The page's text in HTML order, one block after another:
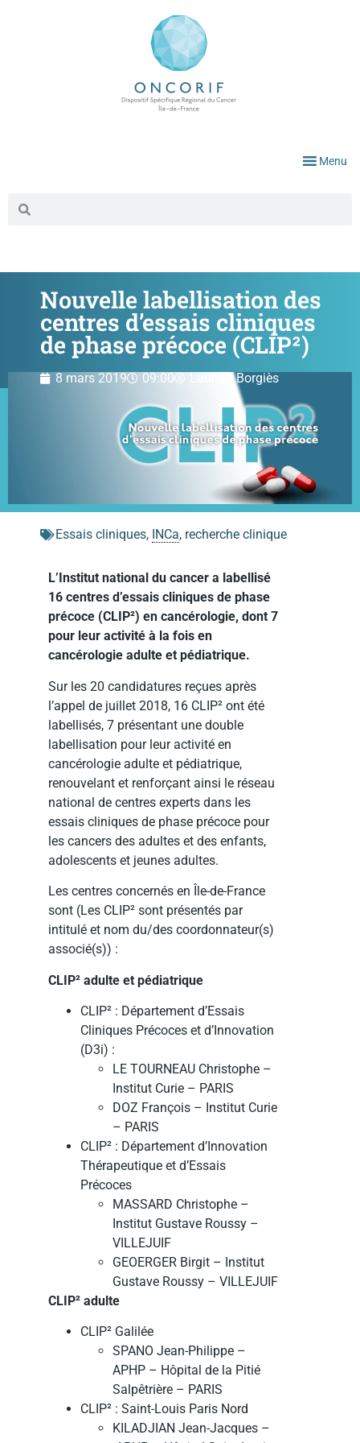
Menu
Nouvelle labellisation des
centres d’essais cliniques
de phase précoce (CLIP²)
8 mars 2019 09:00 Laurent Borgiès
Essais cliniques, INCa, recherche clinique
L’Institut national du cancer a labellisé
16 centres d’essais cliniques de phase
précoce (CLIP²) en cancérologie, dont 7
pour leur activité à la fois en
cancérologie adulte et pédiatrique.
Sur les 20 candidatures reçues après
l’appel de juillet 2018, 16 CLIP² ont été
labellisés, 7 présentant une double
labellisation pour leur activité en
cancérologie adulte et pédiatrique,
renouvelant et renforçant ainsi le réseau
national de centres experts dans les
essais cliniques de phase précoce pour
les cancers des adultes et des enfants,
adolescents et jeunes adultes.
Les centres concernés en Île-de-France
sont (Les CLIP² sont présentés par
intitulé et nom du/des coordonnateur(s)
associé(s)) :
CLIP² adulte et pédiatrique
CLIP² : Département d’Essais
Cliniques Précoces et d’Innovation
(D3i) :
LE TOURNEAU Christophe –
Institut Curie – PARIS
DOZ François – Institut Curie
– PARIS
CLIP² : Département d’Innovation
Thérapeutique et d’Essais
Précoces
MASSARD Christophe –
Institut Gustave Roussy –
VILLEJUIF
GEOERGER Birgit – Institut
Gustave Roussy – VILLEJUIF
CLIP² adulte
CLIP² Galilée
SPANO Jean-Philippe –
APHP – Hôpital de la Pitié
Salpêtrière – PARIS
CLIP² : Saint-Louis Paris Nord
KILADJIAN Jean-Jacques –